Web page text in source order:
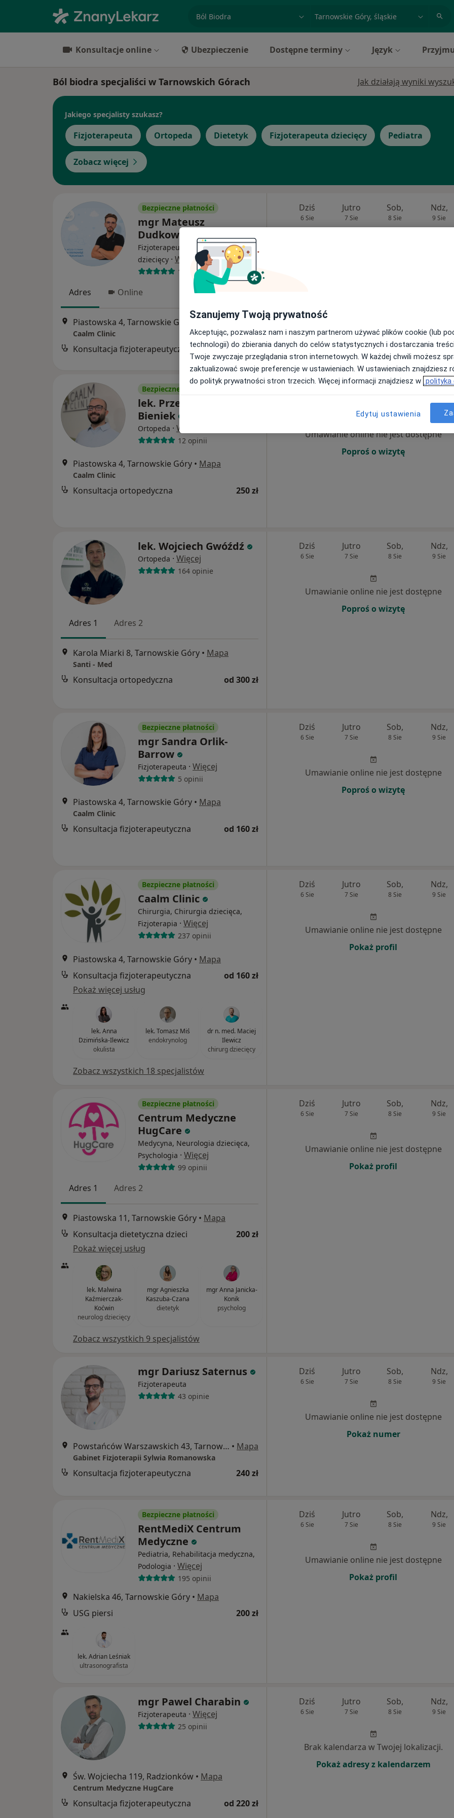
specjalizacja, badanie lub nazwiskomiasto lub dzielnica
Konsultacje online Ubezpieczenie Dostępne terminy Język
Ból biodra specjaliści w Tarnowskich Górach Jak działają wyniki
Jakiego specjalisty szukasz?
Fizjoterapeuta Ortopeda Dietetyk Fizjoterapeuta dziecięcy Pediatra
Zobacz więcej
Bezpieczne płatności
mgr Mateusz
Dudkowski
Fizjoterapeuta, Fizjoterapeuta
dziecięcy · Więcej
13 opinii
Adres Online
Piastowska 4, Tarnowskie Góry Mapa
Caalm Clinic
Konsultacja fizjoterapeutyczna 200 zł
Dziś
6 Sie
Jutro
7 Sie
Sob,
8 Sie
Ndz,
9 Sie
Bezpieczne płatności
lek. Przemysław
Bieniek
Ortopeda · Więcej
12 opinii
Piastowska 4, Tarnowskie Góry • Mapa
Caalm Clinic
Konsultacja ortopedyczna 250 zł
Sob, Ndz,
Umawianie online nie jest dostępne
Poproś o wizytę
lek. Wojciech Gwóźdź
Ortopeda · Więcej
164 opinie
Adres 1 Adres 2
Karola Miarki 8, Tarnowskie Góry • Mapa
Santi - Med
Konsultacja ortopedyczna od 300 zł
Dziś
6 Sie
Jutro
7 Sie
Sob,
8 Sie
Ndz,
9 Sie
Umawianie online nie jest dostępne
Poproś o wizytę
Bezpieczne płatności
mgr Sandra Orlik-
Barrow
Fizjoterapeuta · Więcej
5 opinii
Piastowska 4, Tarnowskie Góry • Mapa
Caalm Clinic
Konsultacja fizjoterapeutyczna od 160 zł
Dziś
6 Sie
Jutro
7 Sie
Sob,
8 Sie
Ndz,
9 Sie
Umawianie online nie jest dostępne
Poproś o wizytę
Bezpieczne płatności
Caalm Clinic
Chirurgia, Chirurgia dziecięca,
Fizjoterapia · Więcej
237 opinii
Piastowska 4, Tarnowskie Góry • Mapa
Konsultacja fizjoterapeutyczna
od 160 zł
Pokaż więcej usług
lek. Anna
Dzimińska-Ilewicz
okulista
lek. Tomasz Miś
endokrynolog
dr n. med. Maciej
Ilewicz
chirurg dziecięcy
Zobacz wszystkich 18 specjalistów
Dziś
6 Sie
Jutro
7 Sie
Sob,
8 Sie
Ndz,
9 Sie
Umawianie online nie jest dostępne
Pokaż profil
Bezpieczne płatności
Centrum Medyczne
HugCare
Medycyna, Neurologia dziecięca,
Psychologia · Więcej
99 opinii
Adres 1 Adres 2
Piastowska 11, Tarnowskie Góry • Mapa
Konsultacja dietetyczna dzieci
200 zł
Pokaż więcej usług
lek. Malwina
Kaźmierczak-
Koćwin
neurolog dziecięcy
mgr Agnieszka
Kaszuba-Czana
dietetyk
mgr Anna Janicka-
Konik
psycholog
Zobacz wszystkich 9 specjalistów
Dziś
6 Sie
Jutro
7 Sie
Sob,
8 Sie
Ndz,
9 Sie
Umawianie online nie jest dostępne
Pokaż profil
mgr Dariusz Saternus
Fizjoterapeuta
43 opinie
Powstańców Warszawskich 43, Tarnowskie Góry • Mapa
Gabinet Fizjoterapii Sylwia Romanowska
Konsultacja fizjoterapeutyczna 240 zł
Dziś
6 Sie
Jutro
7 Sie
Sob,
8 Sie
Ndz,
9 Sie
Umawianie online nie jest dostępne
Pokaż numer
Bezpieczne płatności
RentMediX Centrum
Medyczne
Pediatria, Rehabilitacja medyczna,
Podologia · Więcej
195 opinii
Nakielska 46, Tarnowskie Góry • Mapa
USG piersi
200 zł
lek. Adrian Leśniak
ultrasonografista
Dziś
6 Sie
Jutro
7 Sie
Sob,
8 Sie
Ndz,
9 Sie
Umawianie online nie jest dostępne
Pokaż profil
mgr Pawel Charabin
Fizjoterapeuta · Więcej
25 opinii
Św. Wojciecha 119, Radzionków • Mapa
Centrum Medyczne HugCare
Konsultacja fizjoterapeutyczna od 220 zł
Dziś
6 Sie
Jutro
7 Sie
Sob,
8 Sie
Ndz,
9 Sie
Brak kalendarza w Twojej lokalizacji.
Pokaż adresy z kalendarzem
Szanujemy Twoją prywatność
Akceptując, pozwalasz nam i naszym partnerom używać plików cookie (lub
technologii) do zbierania danych do celów statystycznych i dostarczania
Twoje zwyczaje przeglądania stron internetowych. W każdej chwili możesz
zaktualizować swoje preferencje w ustawieniach. W ustawieniach znajdziesz
do polityk prywatności stron trzecich. Więcej informacji znajdziesz w polityka
Edytuj ustawienia